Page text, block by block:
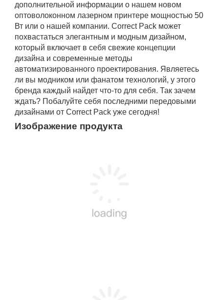
дополнительной информации о нашем новом
оптоволоконном лазерном принтере мощностью 50
Вт или о нашей компании. Correct Pack может
похвастаться элегантным и модным дизайном,
который включает в себя свежие концепции
дизайна и современные методы
автоматизированного проектирования. Являетесь
ли вы модником или фанатом технологий, у этого
бренда каждый найдет что-то для себя. Так зачем
ждать? Побалуйте себя последними передовыми
дизайнами от Correct Pack уже сегодня!
Изображение продукта